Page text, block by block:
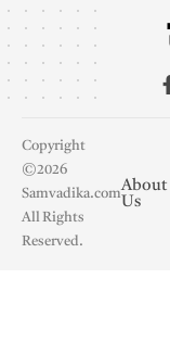
Copyright
©2026
Samvadika.com
All Rights
Reserved.
About
Us